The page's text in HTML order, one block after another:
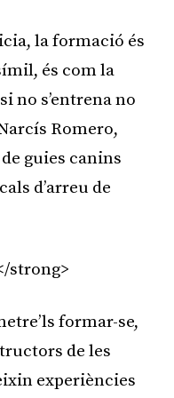
la formació és
és com la
no s’entrena no
Romero,
guies canins
d’arreu de
strong>
formar-se,
de les
experiències